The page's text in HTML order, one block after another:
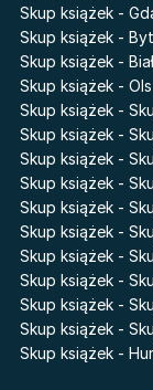
Skup książek -
Skup książek -
Skup książek -
Skup książek -
Skup książek -
Skup książek -
Skup książek -
Skup książek -
Skup książek -
Skup książek -
Skup książek -
Skup książek -
Skup książek -
Skup książek -
Skup książek -